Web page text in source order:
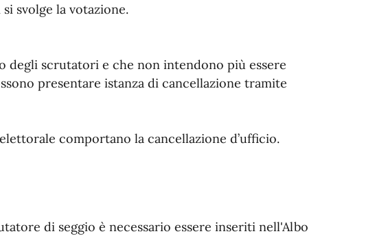
svolge la votazione.
degli scrutatori e che non intendono più essere
presentare istanza di cancellazione tramite
comportano la cancellazione d’ufficio.
di seggio è necessario essere inseriti nell'Albo